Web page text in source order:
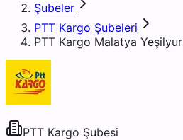
Şubeler
PTT Kargo Şubeleri
PTT Kargo Malatya
PTT Kargo Şubesi